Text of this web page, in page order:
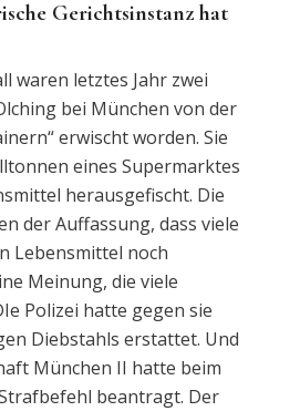
Gerichtsinstanz hat
waren letztes Jahr zwei
bei München von der
erwischt worden. Sie
eines Supermarktes
herausgefischt. Die
der Auffassung, dass viele
Lebensmittel noch
Meinung, die viele
Polizei hatte gegen sie
Diebstahls erstattet. Und
München II hatte beim
beantragt. Der